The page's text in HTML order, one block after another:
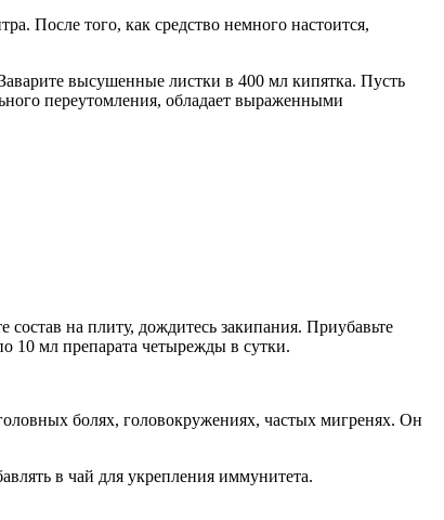
После того, как средство немного настоится,
высушенные листки в 400 мл кипятка. Пусть
переутомления, обладает выраженными
на плиту, дождитесь закипания. Приубавьте
10 мл препарата четырежды в сутки.
болях, головокружениях, частых мигренях. Он
в чай для укрепления иммунитета.